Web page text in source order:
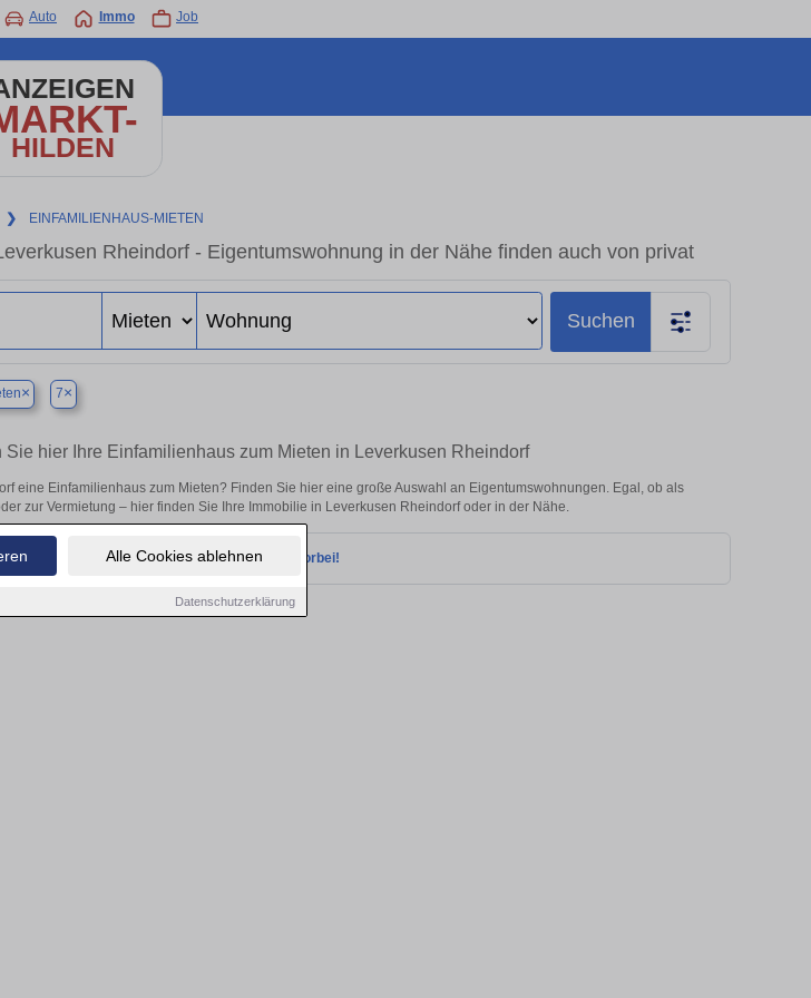
Alle Cookies ablehnen
Datenschutzerklärung
Auto Immo Job
HILDEN
❯ EINFAMILIENHAUS-MIETEN
Rheindorf - Eigentumswohnung in der Nähe finden auch von privat
Suchen
× 7×
Sie hier Ihre Einfamilienhaus zum Mieten in Leverkusen Rheindorf
eine Einfamilienhaus zum Mieten? Finden Sie hier eine große Auswahl an Eigentumswohnungen. Egal, ob als
zur Vermietung – hier finden Sie Ihre Immobilie in Leverkusen Rheindorf oder in der Nähe.
Objekte finden. Schauen Sie bald wieder vorbei!